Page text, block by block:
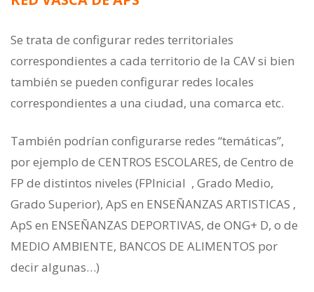
Se trata de configurar redes territoriales
correspondientes a cada territorio de la CAV si bien
también se pueden configurar redes locales
correspondientes a una ciudad, una comarca etc.
También podrían configurarse redes “temáticas”,
por ejemplo de CENTROS ESCOLARES, de Centro de
FP de distintos niveles (FPInicial , Grado Medio,
Grado Superior), ApS en ENSEÑANZAS ARTISTICAS ,
ApS en ENSEÑANZAS DEPORTIVAS, de ONG+ D, o de
MEDIO AMBIENTE, BANCOS DE ALIMENTOS por
decir algunas…)